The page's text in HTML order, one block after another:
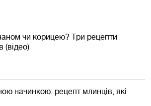
чи корицею? Три рецепти
(відео)
начинкою: рецепт млинців, які